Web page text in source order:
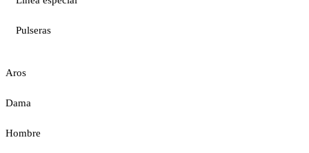
Pulseras
Aros
Dama
Hombre